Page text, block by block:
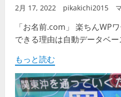
2月 17, 2022 pikakichi2015
「お名前.com」 楽ちんWP
できる理由は自動データベ
もっと読む